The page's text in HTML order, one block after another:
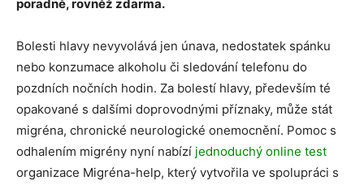
poradně, rovněž zdarma.
Bolesti hlavy nevyvolává jen únava, nedostatek spánku
nebo konzumace alkoholu či sledování telefonu do
pozdních nočních hodin. Za bolestí hlavy, především té
opakované s dalšími doprovodnými příznaky, může stát
migréna, chronické neurologické onemocnění. Pomoc s
odhalením migrény nyní nabízí jednoduchý online test
organizace Migréna-help, který vytvořila ve spolupráci s